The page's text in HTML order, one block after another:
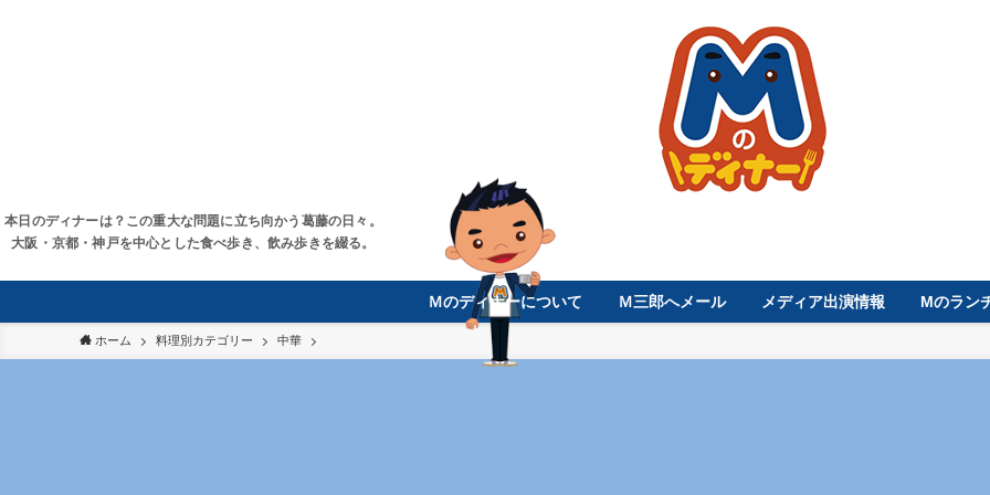
本日のディナーは？この重大な問題に立ち向かう葛藤の日々。
大阪・京都・神戸を中心とした食べ歩き、飲み歩きを綴る。
Ｍのディナーについて Ｍ三郎へメール メディア出演情報 Mのラン
ホーム 料理別カテゴリー 中華